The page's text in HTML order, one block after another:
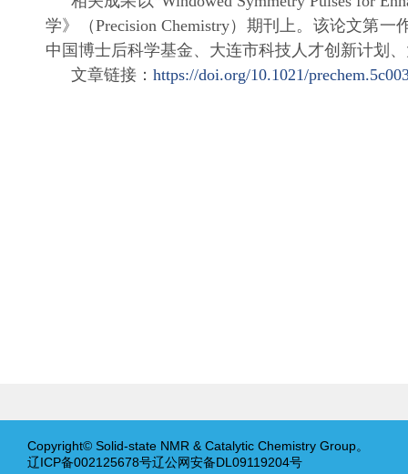
学》（Precision Chemistry）期刊上。该论文第
中国博士后科学基金、大连市科技人才创新计划
文章链接： https://doi.org/10.1021/
Copyright© Solid-state NMR & Catalytic Chemistry Group。
辽ICP备002125678号辽公网安备DL09119204号